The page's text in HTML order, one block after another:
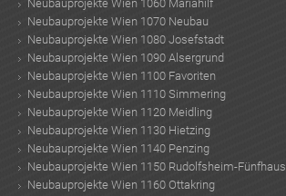
Neubauprojekte Wien 1060 Mariahilf
Neubauprojekte Wien 1070 Neubau
Neubauprojekte Wien 1080 Josefstadt
Neubauprojekte Wien 1090 Alsergrund
Neubauprojekte Wien 1100 Favoriten
Neubauprojekte Wien 1110 Simmering
Neubauprojekte Wien 1120 Meidling
Neubauprojekte Wien 1130 Hietzing
Neubauprojekte Wien 1140 Penzing
Neubauprojekte Wien 1150 Rudolfsheim-Fünfhaus
Neubauprojekte Wien 1160 Ottakring